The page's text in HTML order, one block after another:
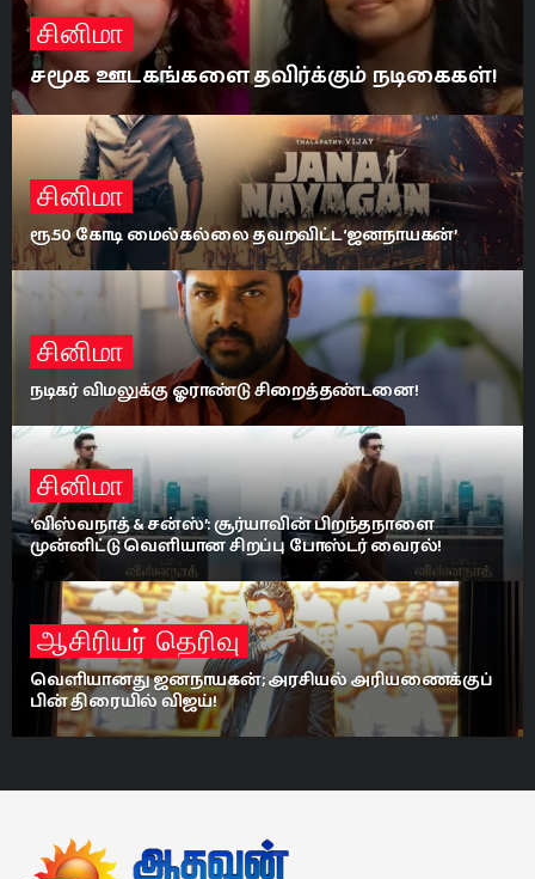
மார்வலுக்கு மீண்டும் புத்துயிர்: ஆறு
நாட்களில் ஸ்பைடர்-மேன் 1 பில்லியன்
டொலர் வசூல்!
சினிமா
11 நாள் முடிவில் 88.2 கோடி ரூபா வரை சென்ற
ஜனநாயகன் வசூல் வேட்டை!
சினிமா
டேர் டெவில் முதல் கிளாடியேட்டர்ஸ் வரை: அஜித்
ரசிகர்களுக்கு இரட்டை விருந்து!
சினிமா
‘சேயோன்’ படப்பிடிப்பிற்கு நடுவே ஊட்டிக்கு விரைந்த
சிவகார்த்திகேயன்: வைரலாகும் புகைப்படங்கள்!
சினிமா
“மூன்று உலகங்களுக்கும் ஒரே அரசன்” வெளியானது
‘ராமாயணம்’ டிரெய்லர்